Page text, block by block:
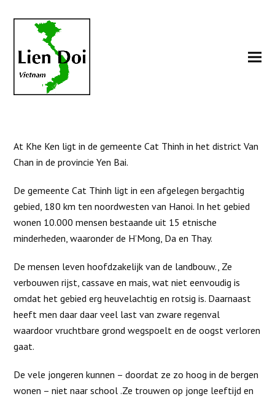
At Khe Ken ligt in de gemeente Cat Thinh in het district Van
Chan in de provincie Yen Bai.
De gemeente Cat Thinh ligt in een afgelegen bergachtig
gebied, 180 km ten noordwesten van Hanoi. In het gebied
wonen 10.000 mensen bestaande uit 15 etnische
minderheden, waaronder de H’Mong, Da en Thay.
De mensen leven hoofdzakelijk van de landbouw., Ze
verbouwen rijst, cassave en mais, wat niet eenvoudig is
omdat het gebied erg heuvelachtig en rotsig is. Daarnaast
heeft men daar daar veel last van zware regenval
waardoor vruchtbare grond wegspoelt en de oogst verloren
gaat.
De vele jongeren kunnen – doordat ze zo hoog in de bergen
wonen – niet naar school .Ze trouwen op jonge leeftijd en